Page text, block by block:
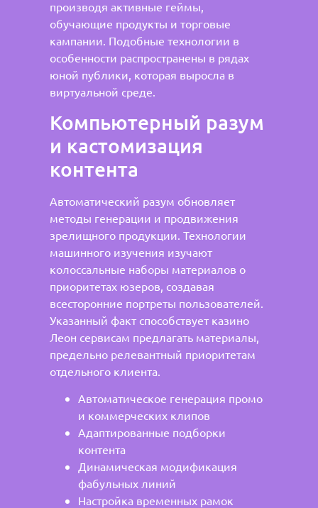
производя активные геймы,
обучающие продукты и торговые
кампании. Подобные технологии в
особенности распространены в рядах
юной публики, которая выросла в
виртуальной среде.
Компьютерный разум
и кастомизация
контента
Автоматический разум обновляет
методы генерации и продвижения
зрелищного продукции. Технологии
машинного изучения изучают
колоссальные наборы материалов о
приоритетах юзеров, создавая
всесторонние портреты пользователей.
Указанный факт способствует казино
Леон сервисам предлагать материалы,
предельно релевантный приоритетам
отдельного клиента.
Автоматическое генерация промо
и коммерческих клипов
Адаптированные подборки
контента
Динамическая модификация
фабульных линий
Настройка временных рамок